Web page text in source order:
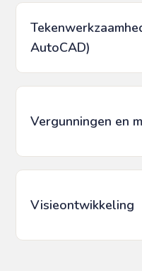
AutoCAD)
Vergunningen en
Visieontwikkeling